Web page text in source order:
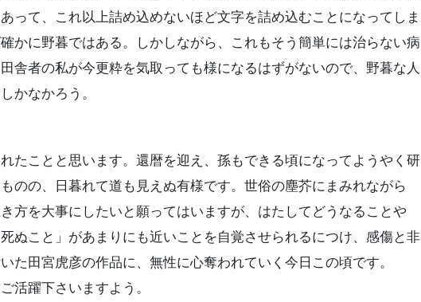
って、これ以上詰め込めないほど文字を詰め込むことになってしま
かに野暮ではある。しかしながら、これもそう簡単には治らない病
舎者の私が今更粋を気取っても様になるはずがないので、野暮な人
かなかろう。
たことと思います。還暦を迎え、孫もできる頃になってようやく研
のの、日暮れて道も見えぬ有様です。世俗の塵芥にまみれながら
方を大事にしたいと願ってはいますが、はたしてどうなることや
ぬこと」があまりにも近いことを自覚させられるにつけ、感傷と非
た田宮虎彦の作品に、無性に心奪われていく今日この頃です。
活躍下さいますよう。